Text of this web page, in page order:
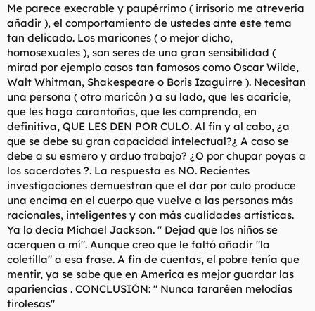
d
e
l
t
e
m
a
i
c
i
o
Me parece execrable y paupérrimo ( irrisorio me atrevería
añadir ), el comportamiento de ustedes ante este tema
tan delicado. Los maricones ( o mejor dicho,
homosexuales ), son seres de una gran sensibilidad (
mirad por ejemplo casos tan famosos como Oscar Wilde,
Walt Whitman, Shakespeare o Boris Izaguirre ). Necesitan
una persona ( otro maricón ) a su lado, que les acaricie,
que les haga carantoñas, que les comprenda, en
definitiva, QUE LES DEN POR CULO. Al fin y al cabo, ¿a
que se debe su gran capacidad intelectual?¿ A caso se
debe a su esmero y arduo trabajo? ¿O por chupar poyas a
los sacerdotes ?. La respuesta es NO. Recientes
investigaciones demuestran que el dar por culo produce
una encima en el cuerpo que vuelve a las personas más
racionales, inteligentes y con más cualidades artísticas.
Ya lo decía Michael Jackson. " Dejad que los niños se
acerquen a mí". Aunque creo que le faltó añadir "la
coletilla" a esa frase. A fin de cuentas, el pobre tenía que
mentir, ya se sabe que en America es mejor guardar las
apariencias . CONCLUSIÓN: " Nunca tararéen melodías
tirolesas"